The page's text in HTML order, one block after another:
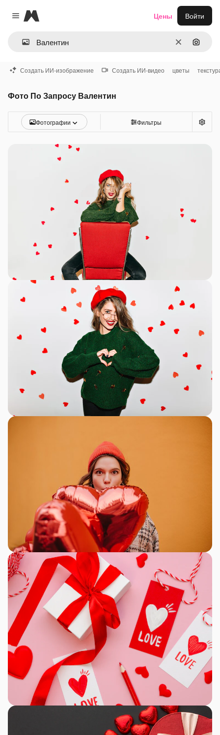
Close menu
Magnific
ОчиститьПоиск
Цены Войти
Создать ИИ-изображение Создать ИИ-видео цветы
Фото По Запросу Валентин
Фотографии Фильтры